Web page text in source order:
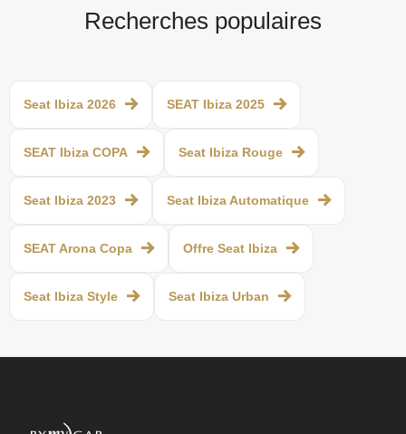
Recherches populaires
Seat Ibiza 2026 SEAT Ibiza 2025
SEAT Ibiza COPA Seat Ibiza Rouge
Seat Ibiza 2023 Seat Ibiza Automatique
SEAT Arona Copa Offre Seat Ibiza
Seat Ibiza Style Seat Ibiza Urban